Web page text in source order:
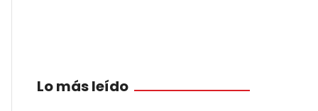
Lo más leído